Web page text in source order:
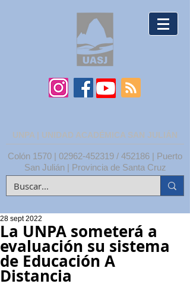
UNPA | UNIDAD ACADÉMICA SAN JULIÁN
Colón 1570 | 02962-452319 / 452186 | Puerto
San Julián | Provincia de Santa Cruz
La UNPA someterá a
evaluación su sistema
de Educación A
Distancia
28 sept 2022